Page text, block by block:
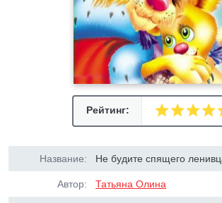
Рейтинг:
Название: Не будите спящего
Автор: Татьяна Олина